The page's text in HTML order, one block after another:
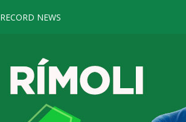
RECORD NEWS